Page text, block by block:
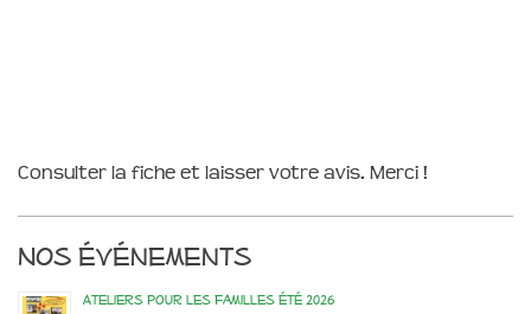
Consulter la fiche et laisser votre avis. Merci !
Nos événements
Ateliers pour les familles été 2026